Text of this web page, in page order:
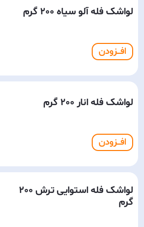
لواشک فله آلو سیاه 200 گرم
افـــزودن
لواشک فله انار 200 گرم
افـــزودن
لواشک فله استوایی ترش 200
گرم